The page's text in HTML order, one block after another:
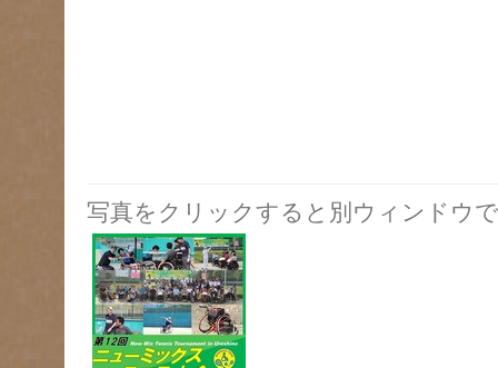
写真をクリックすると別ウィンドウ